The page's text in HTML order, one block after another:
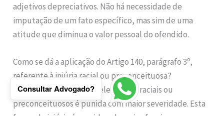
adjetivos depreciativos. Não há necessidade de
imputação de um fato específico, mas sim de uma
atitude que diminua o valor pessoal do ofendido.
Como se dá a aplicação do Artigo 140, parágrafo 3º,
referente à injúria racial ou preconceituosa?
A injúria qualificada por elementos raciais ou
preconceituosos é punida com maior severidade. Esta
Consultar Advogado?